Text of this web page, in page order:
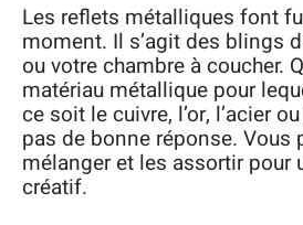
Les reflets métalliques font
moment. Il s’agit des blings
ou votre chambre à coucher.
matériau métallique pour
ce soit le cuivre, l’or, l’acier
pas de bonne réponse. Vous
mélanger et les assortir pour
créatif.